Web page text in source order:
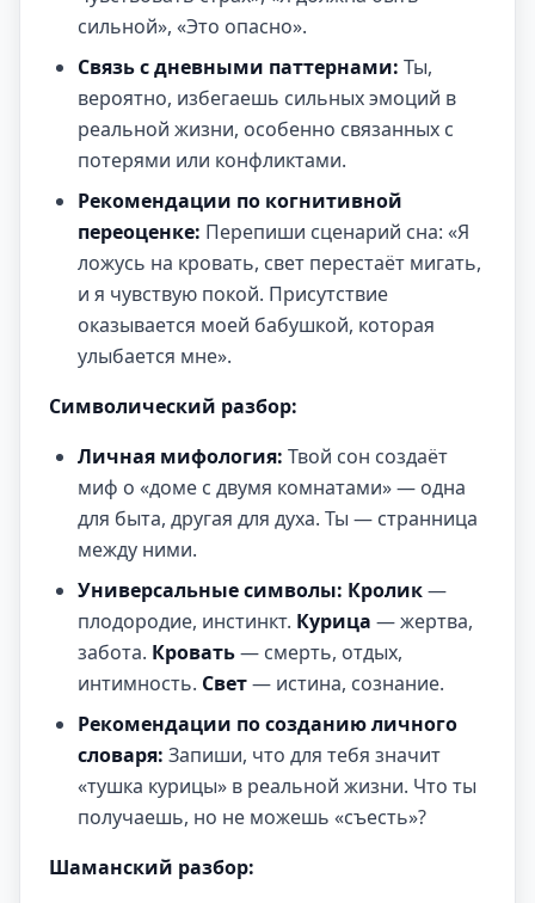
сильной», «Это опасно».
Связь с дневными паттернами: Ты,
вероятно, избегаешь сильных эмоций в
реальной жизни, особенно связанных с
потерями или конфликтами.
Рекомендации по когнитивной
переоценке: Перепиши сценарий сна: «Я
ложусь на кровать, свет перестаёт мигать,
и я чувствую покой. Присутствие
оказывается моей бабушкой, которая
улыбается мне».
Символический разбор:
Личная мифология: Твой сон создаёт
миф о «доме с двумя комнатами» — одна
для быта, другая для духа. Ты — странница
между ними.
Универсальные символы: Кролик—
плодородие, инстинкт. Курица — жертва,
забота. Кровать— смерть, отдых,
интимность. Свет— истина, сознание.
Рекомендации по созданию личного
словаря: Запиши, что для тебя значит
«тушка курицы» в реальной жизни. Что ты
получаешь, но не можешь «съесть»?
Шаманский разбор: